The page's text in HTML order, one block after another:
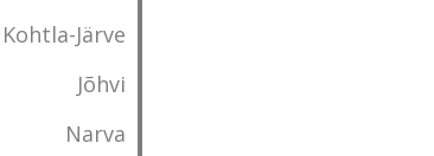
Kohtla-Järve
Jõhvi
Narva